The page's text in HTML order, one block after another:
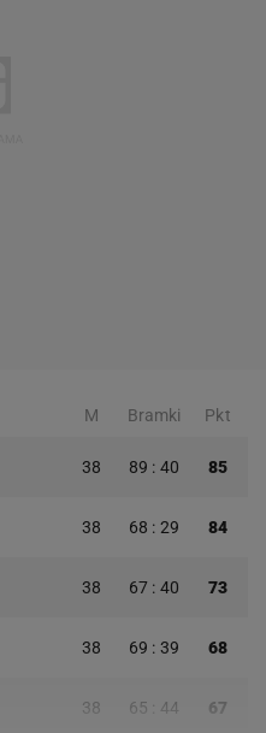
M Bramki Pkt
38 89 : 40 85
38 68 : 29 84
38 67 : 40 73
38 69 : 39 68
38 65 : 44 67